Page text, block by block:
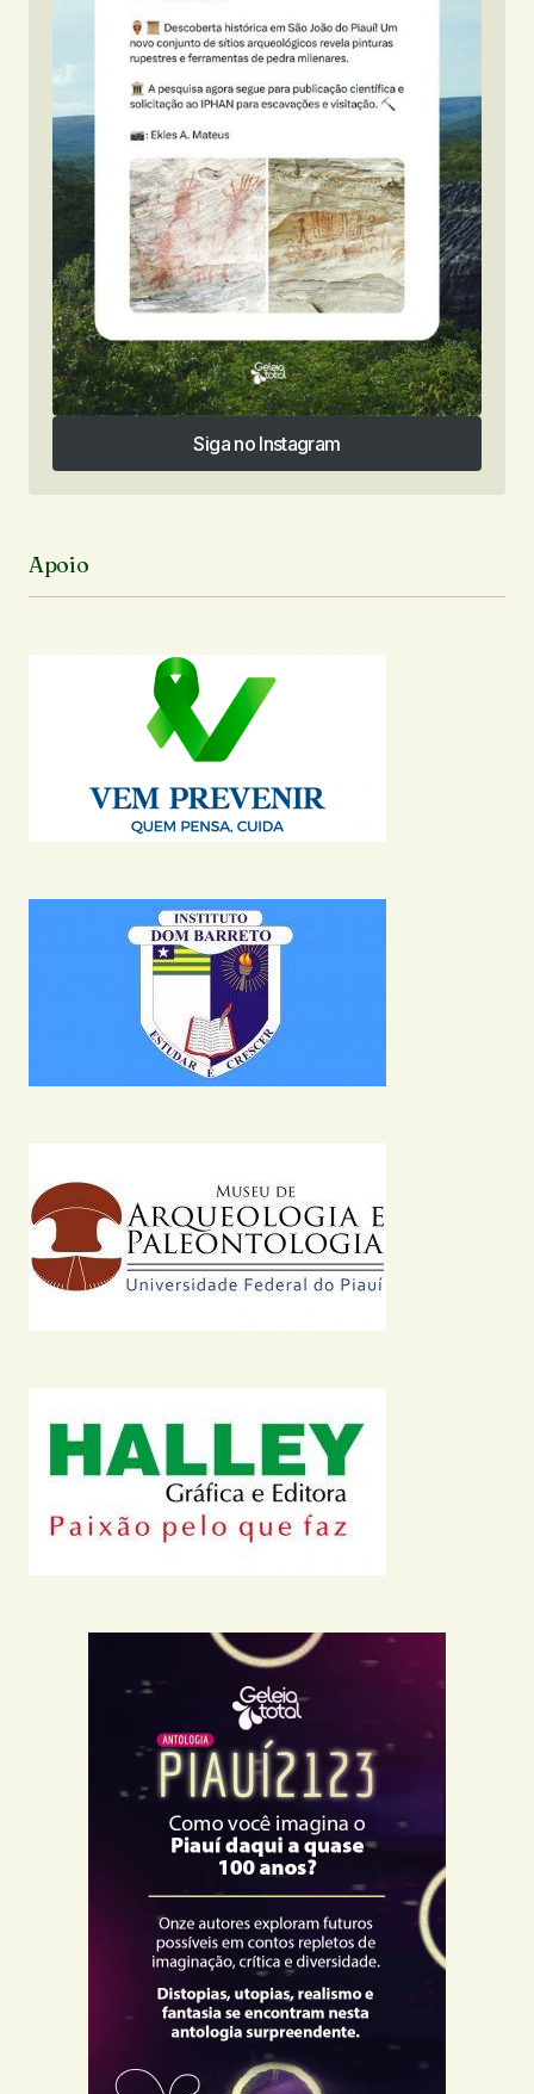
Siga no Instagram
Siga no Instagram
Apoio